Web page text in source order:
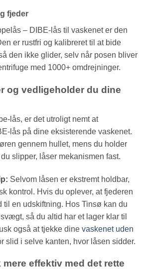
fjeder
– DIBE-lås til vaskenet er den
er rustfri og kalibreret til at bide
den ikke glider, selv når posen bliver
med 1000+ omdrejninger.
og vedligeholder du dine
lås, er det utroligt nemt at
lås på dine eksisterende vaskenet.
gennem hullet, mens du holder
slipper, låser mekanismen fast.
Selvom låsen er ekstremt holdbar,
kontrol. Hvis du oplever, at fjederen
til en udskiftning. Hos Tinsø kan du
så du altid har et lager klar til
også at tjekke dine vaskenet uden
slid i selve kanten, hvor låsen sidder.
effektiv med det rette